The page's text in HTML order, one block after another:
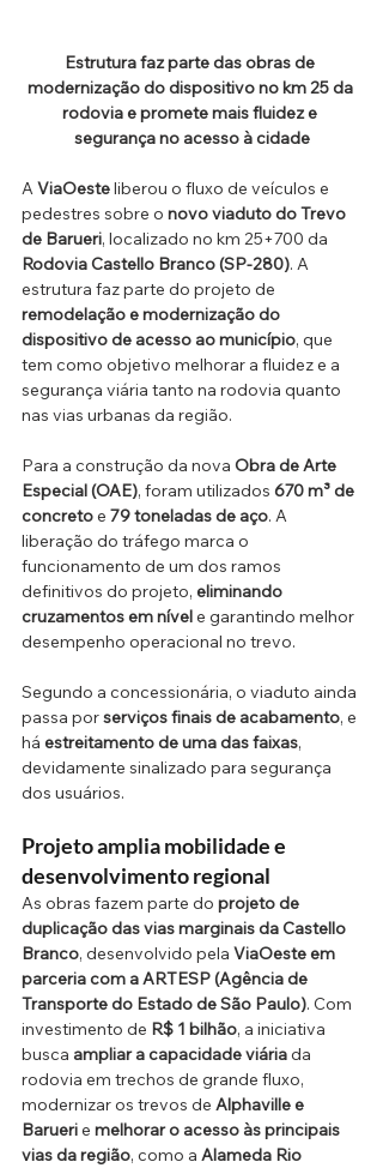
Estrutura faz parte das obras de
modernização do dispositivo no km 25 da
rodovia e promete mais fluidez e
segurança no acesso à cidade
A ViaOeste liberou o fluxo de veículos e
pedestres sobre o novo viaduto do Trevo
de Barueri, localizado no km 25+700 da
Rodovia Castello Branco (SP-280). A
estrutura faz parte do projeto de
remodelação e modernização do
dispositivo de acesso ao município, que
tem como objetivo melhorar a fluidez e a
segurança viária tanto na rodovia quanto
nas vias urbanas da região.
Para a construção da nova Obra de Arte
Especial (OAE), foram utilizados 670 m³ de
concreto e 79 toneladas de aço. A
liberação do tráfego marca o
funcionamento de um dos ramos
definitivos do projeto, eliminando
cruzamentos em nível e garantindo melhor
desempenho operacional no trevo.
Segundo a concessionária, o viaduto ainda
passa por serviços finais de acabamento, e
há estreitamento de uma das faixas,
devidamente sinalizado para segurança
dos usuários.
Projeto amplia mobilidade e
desenvolvimento regional
As obras fazem parte do projeto de
duplicação das vias marginais da Castello
Branco, desenvolvido pela ViaOeste em
parceria com a ARTESP (Agência de
Transporte do Estado de São Paulo). Com
investimento de R$ 1 bilhão, a iniciativa
busca ampliar a capacidade viária da
rodovia em trechos de grande fluxo,
modernizar os trevos de Alphaville e
Barueri e melhorar o acesso às principais
vias da região, como a Alameda Rio